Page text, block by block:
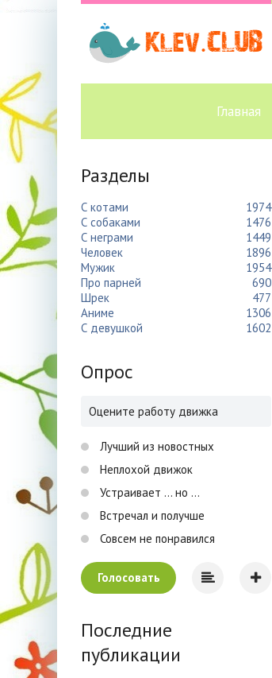
Главная
Разделы
С котами
1974
С собаками
1476
С неграми
1449
Человек
1896
Мужик
1954
Про парней
690
Шрек
477
Аниме
1306
С девушкой
1602
Опрос
Оцените работу движка
Лучший из новостных
Неплохой движок
Устраивает ... но ...
Встречал и получше
Совсем не понравился
Голосовать
Последние
публикации